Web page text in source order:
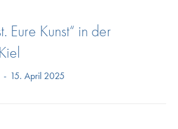
Eure Kunst“ in der
- 15. April 2025